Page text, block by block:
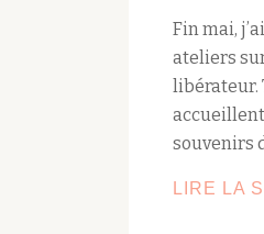
Fin mai,
ateliers
libérateur.
souvenirs
LIRE LA